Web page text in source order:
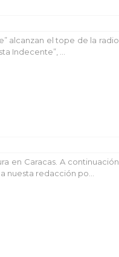
alcanzan el tope de la radio
Indecente”, ...
en Caracas. A continuación
nuesta redacción po...